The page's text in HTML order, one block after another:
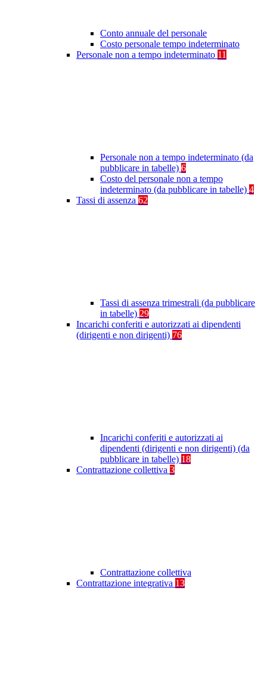
Conto annuale del personale
Costo personale tempo indeterminato
Personale non a tempo indeterminato 11
Personale non a tempo indeterminato (da
pubblicare in tabelle) 6
Costo del personale non a tempo
indeterminato (da pubblicare in tabelle) 4
Tassi di assenza 62
Tassi di assenza trimestrali (da pubblicare
in tabelle) 29
Incarichi conferiti e autorizzati ai dipendenti
(dirigenti e non dirigenti) 76
Incarichi conferiti e autorizzati ai
dipendenti (dirigenti e non dirigenti) (da
pubblicare in tabelle) 18
Contrattazione collettiva 3
Contrattazione collettiva
Contrattazione integrativa 13